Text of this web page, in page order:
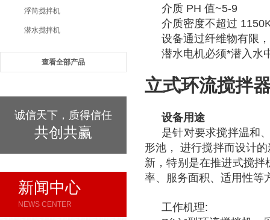
浮筒搅拌机
潜水搅拌机
查看全部产品
诚信天下，质得信任
共创共赢
新闻中心
NEWS CENTER
介质 PH 值~5-9
介质密度不超过
设备通过纤维物有限
潜水电机必须*潜入水
立式环流搅拌
设备用途
是针对要求搅拌温和
形池， 进行搅拌而设计
新，特别是在推进式搅
率、服务面积、适用性等
工作机理: